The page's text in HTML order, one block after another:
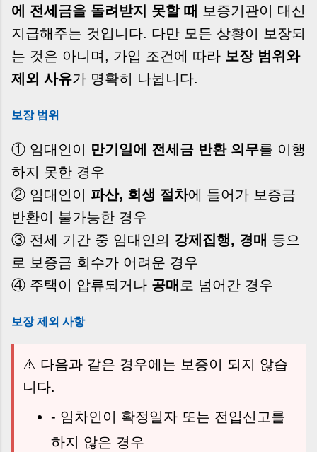
에 전세금을 돌려받지 못할 때 보증기관이 대신
지급해주는 것입니다. 다만 모든 상황이 보장되
는 것은 아니며, 가입 조건에 따라 보장 범위와
제외 사유가 명확히 나뉩니다.
보장 범위
① 임대인이 만기일에 전세금 반환 의무를 이행
하지 못한 경우
② 임대인이 파산, 회생 절차에 들어가 보증금
반환이 불가능한 경우
③ 전세 기간 중 임대인의 강제집행, 경매 등으
로 보증금 회수가 어려운 경우
④ 주택이 압류되거나 공매 로 넘어간 경우
보장 제외 사항
⚠️ 다음과 같은 경우에는 보증이 되지 않습
니다.
- 임차인이 확정일자 또는 전입신고를
하지 않은 경우